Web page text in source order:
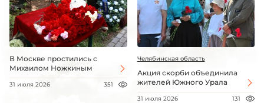
В Москве простились с
Михаилом Ножкиным
31 июля 2026 351
Челябинская область
Акция скорби объединила
жителей Южного Урала
31 июля 2026 131